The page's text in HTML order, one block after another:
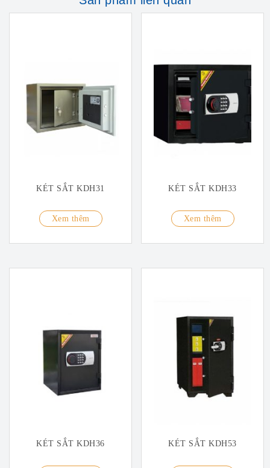
KÉT SẮT KDH31
Xem thêm
KÉT SẮT KDH33
Xem thêm
KÉT SẮT KDH36 KÉT SẮT KDH53